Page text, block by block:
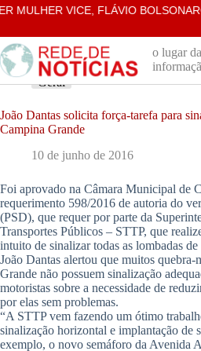
Pular
o
conteúdo
VICE, FLÁVIO
o lugar da
Geral
João Dantas solicita força-tarefa para
Campina Grande
10 de junho de 2016
Foi aprovado na Câmara Municipal de
requerimento 598/2016 de autoria do
(PSD), que requer por parte da
Transportes Públicos – STTP, que
intuito de sinalizar todas as lombadas
João Dantas alertou que muitos quebra-
Grande não possuem sinalização
motoristas sobre a necessidade de
por elas sem problemas.
“A STTP vem fazendo um ótimo
sinalização horizontal e implantação de
exemplo, o novo semáforo da Avenida